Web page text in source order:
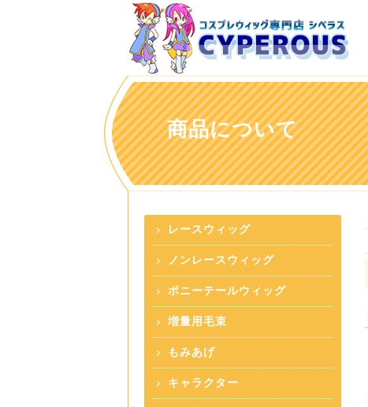
商品について
レースウィッグ
ノンレースウィッグ
ポニーテールウィッグ
増量用毛束
もみあげ
キャラクター